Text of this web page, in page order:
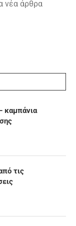
νέα άρθρα
καμπάνια
τις